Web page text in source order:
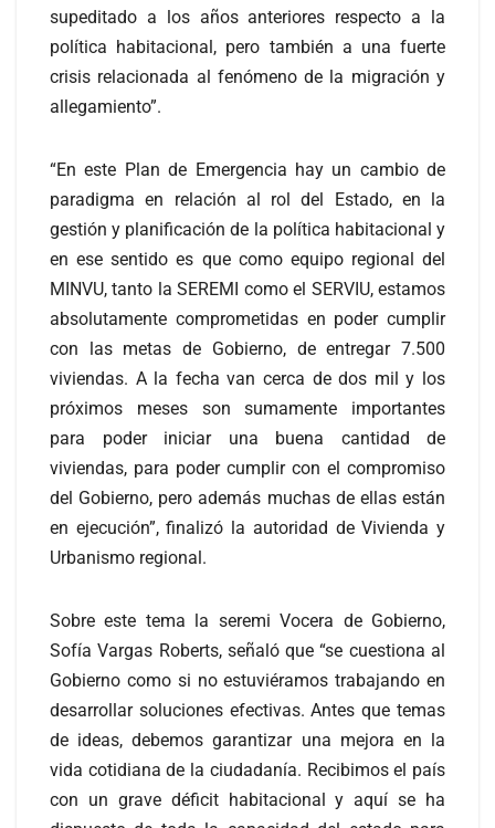
supeditado a los años anteriores respecto a la
política habitacional, pero también a una fuerte
crisis relacionada al fenómeno de la migración y
allegamiento”.
“En este Plan de Emergencia hay un cambio de
paradigma en relación al rol del Estado, en la
gestión y planificación de la política habitacional y
en ese sentido es que como equipo regional del
MINVU, tanto la SEREMI como el SERVIU, estamos
absolutamente comprometidas en poder cumplir
con las metas de Gobierno, de entregar 7.500
viviendas. A la fecha van cerca de dos mil y los
próximos meses son sumamente importantes
para poder iniciar una buena cantidad de
viviendas, para poder cumplir con el compromiso
del Gobierno, pero además muchas de ellas están
en ejecución”, finalizó la autoridad de Vivienda y
Urbanismo regional.
Sobre este tema la seremi Vocera de Gobierno,
Sofía Vargas Roberts, señaló que “se cuestiona al
Gobierno como si no estuviéramos trabajando en
desarrollar soluciones efectivas. Antes que temas
de ideas, debemos garantizar una mejora en la
vida cotidiana de la ciudadanía. Recibimos el país
con un grave déficit habitacional y aquí se ha